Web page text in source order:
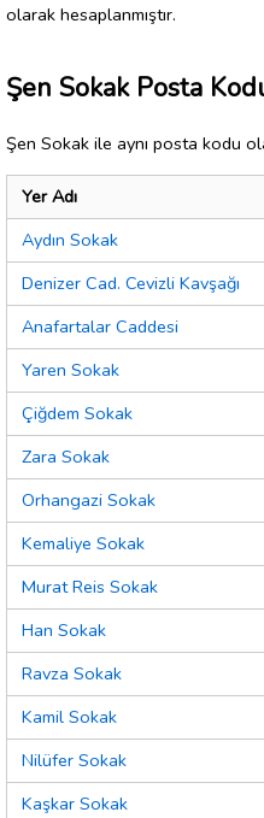
olarak hesaplanmıştır.
Şen Sokak Posta
Şen Sokak ile aynı posta kodu
Yer Adı
Aydın Sokak
Denizer Cad. Cevizli Kavşağı
Anafartalar Caddesi
Yaren Sokak
Çiğdem Sokak
Zara Sokak
Orhangazi Sokak
Kemaliye Sokak
Murat Reis Sokak
Han Sokak
Ravza Sokak
Kamil Sokak
Nilüfer Sokak
Kaşkar Sokak